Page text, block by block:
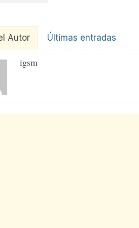
Autor Últimas entradas
igsm